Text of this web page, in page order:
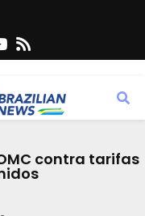
Y
u
t
b
s
contra tarifas